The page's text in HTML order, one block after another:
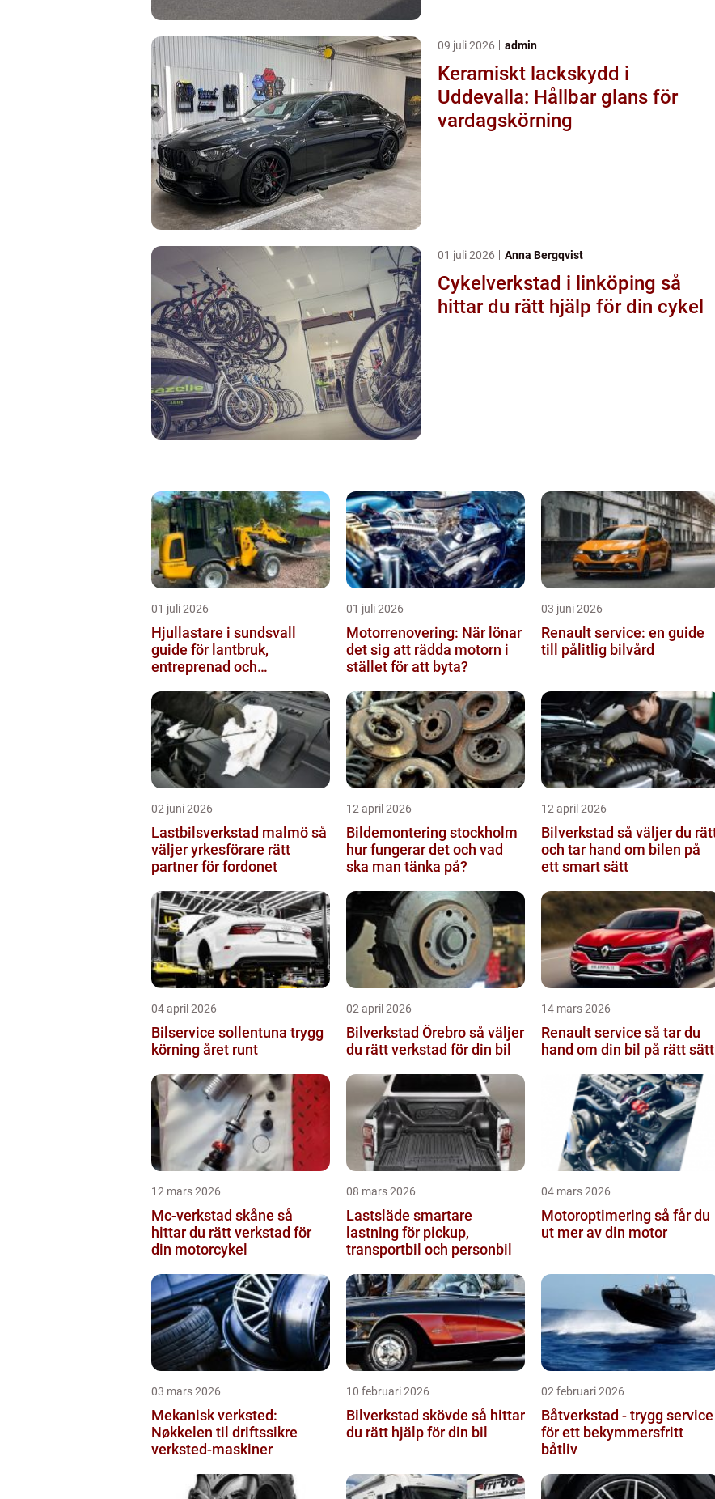
09 juli 2026 admin
Keramiskt lackskydd i
Uddevalla: Hållbar glans för
vardagskörning
01 juli 2026 Anna Bergqvist
Cykelverkstad i linköping så
hittar du rätt hjälp för din cykel
01 juli 2026
Hjullastare i sundsvall
guide för lantbruk,
entreprenad och
01 juli 2026
Motorrenovering: När lönar
det sig att rädda motorn i
stället för att byta?
03 juni 2026
Renault service: en guide
till pålitlig bilvård
02 juni 2026
Lastbilsverkstad malmö så
väljer yrkesförare rätt
partner för fordonet
12 april 2026
Bildemontering stockholm
hur fungerar det och vad
ska man tänka på?
12 april 2026
Bilverkstad så väljer du rätt
och tar hand om bilen på
ett smart sätt
04 april 2026
Bilservice sollentuna trygg
körning året runt
02 april 2026
Bilverkstad Örebro så väljer
du rätt verkstad för din bil
14 mars 2026
Renault service så tar du
hand om din bil på rätt sätt
12 mars 2026
Mc-verkstad skåne så
hittar du rätt verkstad för
din motorcykel
08 mars 2026
Lastsläde smartare
lastning för pickup,
transportbil och personbil
04 mars 2026
Motoroptimering så får du
ut mer av din motor
03 mars 2026
Mekanisk verksted:
Nøkkelen til driftssikre
verksted-maskiner
10 februari 2026
Bilverkstad skövde så hittar
du rätt hjälp för din bil
02 februari 2026
Båtverkstad - trygg service
för ett bekymmersfritt
båtliv